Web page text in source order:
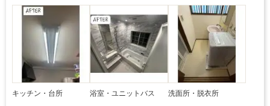
キッチン・台所 浴室・ユニットバス 洗面所・脱衣所